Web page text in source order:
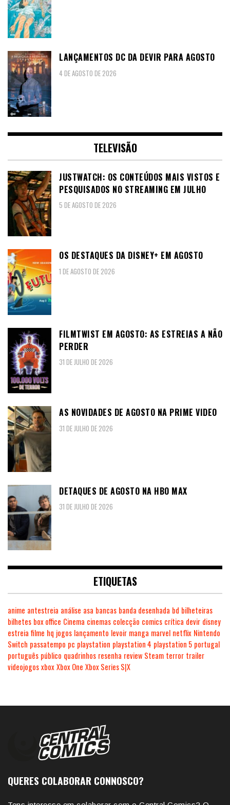
LANÇAMENTOS DC DA DEVIR PARA AGOSTO
4 DE AGOSTO DE 2026
TELEVISÃO
JUSTWATCH: OS CONTEÚDOS MAIS VISTOS E
PESQUISADOS NO STREAMING EM JULHO
5 DE AGOSTO DE 2026
OS DESTAQUES DA DISNEY+ EM AGOSTO
1 DE AGOSTO DE 2026
FILMTWIST EM AGOSTO: AS ESTREIAS A NÃO
PERDER
31 DE JULHO DE 2026
AS NOVIDADES DE AGOSTO NA PRIME VIDEO
31 DE JULHO DE 2026
DETAQUES DE AGOSTO NA HBO MAX
31 DE JULHO DE 2026
ETIQUETAS
anime antestreia análise asa bancas banda desenhada bd bilheteiras
bilhetes box office Cinema cinemas colecção comics crítica devir disney
estreia filme hq jogos lançamento levoir manga marvel netflix Nintendo
Switch passatempo pc playstation playstation 4 playstation 5 portugal
português público quadrinhos resenha review Steam terror trailer
videojogosxboxXbox One Xbox Series S|X
QUERES COLABORAR CONNOSCO?